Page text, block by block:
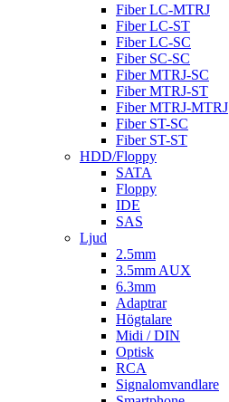
Fiber LC-MTRJ
Fiber LC-ST
Fiber LC-SC
Fiber SC-SC
Fiber MTRJ-SC
Fiber MTRJ-ST
Fiber MTRJ-MTRJ
Fiber ST-SC
Fiber ST-ST
HDD/Floppy
SATA
Floppy
IDE
SAS
Ljud
2.5mm
3.5mm AUX
6.3mm
Adaptrar
Högtalare
Midi / DIN
Optisk
RCA
Signalomvandlare